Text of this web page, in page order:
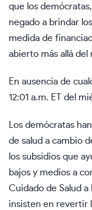
que los
negado a brindar
medida de
abierto más allá del
En ausencia de
12:01 a.m. ET del
Los demócratas
de salud a cambio
los subsidios que
bajos y medios a
Cuidado de Salud
insisten en revertir